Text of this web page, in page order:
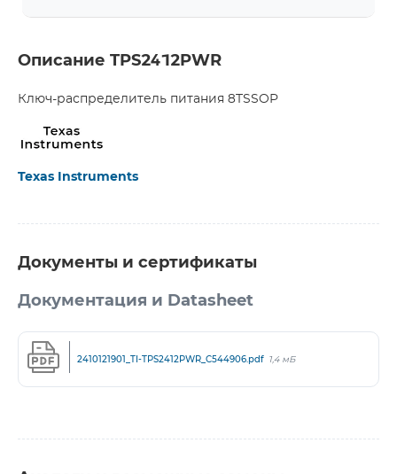
Описание TPS2412PWR
Ключ-распределитель питания 8TSSOP
Texas Instruments
Документы и сертификаты
Документация и Datasheet
2410121901_TI-TPS2412PWR_C544906.pdf 1,4 мБ